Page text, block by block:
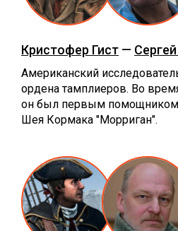
Кристофер Гист —
Американский
ордена тамплиеров. Во
он был первым помощником
Шея Кормака "Морриган".